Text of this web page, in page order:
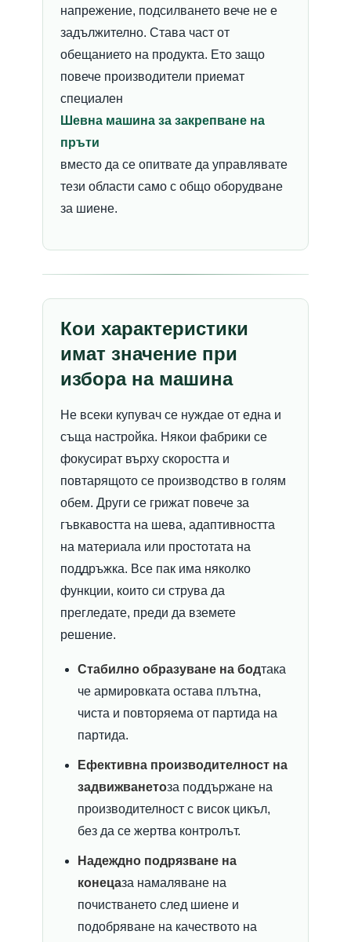
напрежение, подсилването вече не е
задължително. Става част от
обещанието на продукта. Ето защо
повече производители приемат
специален
Шевна машина за закрепване на
пръти
вместо да се опитвате да управлявате
тези области само с общо оборудване
за шиене.
Кои характеристики
имат значение при
избора на машина
Не всеки купувач се нуждае от една и
съща настройка. Някои фабрики се
фокусират върху скоростта и
повтарящото се производство в голям
обем. Други се грижат повече за
гъвкавостта на шева, адаптивността
на материала или простотата на
поддръжка. Все пак има няколко
функции, които си струва да
прегледате, преди да вземете
решение.
Стабилно образуване на бодтака
че армировката остава плътна,
чиста и повторяема от партида на
партида.
Ефективна производителност на
задвижванетоза поддържане на
производителност с висок цикъл,
без да се жертва контролът.
Надеждно подрязване на
конецаза намаляване на
почистването след шиене и
подобряване на качеството на